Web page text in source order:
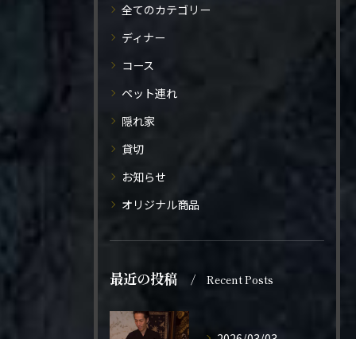
全てのカテゴリー
ディナー
コース
ペット連れ
隠れ家
貸切
お知らせ
オリジナル商品
最近の投稿 Recent Posts